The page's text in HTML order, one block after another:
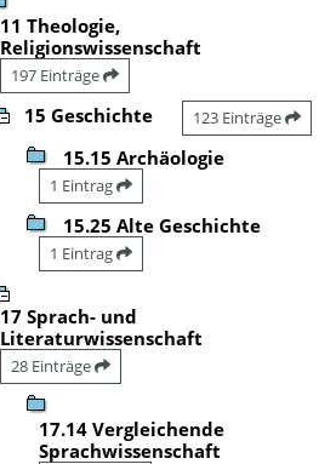
11 Theologie,
Religionswissenschaft
197 Einträge
15 Geschichte 123 Einträge
15.15 Archäologie
1 Eintrag
15.25 Alte Geschichte
1 Eintrag
17 Sprach- und
Literaturwissenschaft
28 Einträge
17.14 Vergleichende
Sprachwissenschaft